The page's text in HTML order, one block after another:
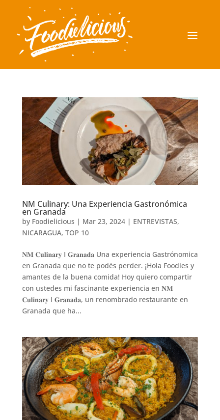
NM Culinary: Una Experiencia Gastronómica
en Granada
by Foodielicious | Mar 23, 2024| ENTREVISTAS,
NICARAGUA, TOP 10
𝐍𝐌 𝐂𝐮𝐥𝐢𝐧𝐚𝐫𝐲 I 𝐆𝐫𝐚𝐧𝐚𝐝𝐚 Una experiencia Gastrónomica
en Granada que no te podés perder. ¡Hola Foodies y
amantes de la buena comida! Hoy quiero compartir
con ustedes mi fascinante experiencia en 𝐍𝐌
𝐂𝐮𝐥𝐢𝐧𝐚𝐫𝐲 I 𝐆𝐫𝐚𝐧𝐚𝐝𝐚, un renombrado restaurante en
Granada que ha...